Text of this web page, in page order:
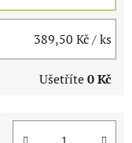
389,50 Kč/ ks
Ušetříte0 Kč